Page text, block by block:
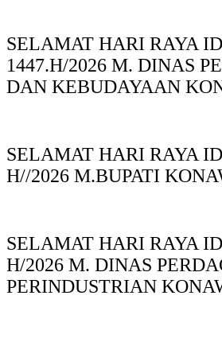
SELAMAT HARI RAYA
1447.H/2026 M. DINAS
DAN KEBUDAYAAN
SELAMAT HARI RAYA
H//2026 M.BUPATI
SELAMAT HARI RAYA
H/2026 M. DINAS
PERINDUSTRIAN